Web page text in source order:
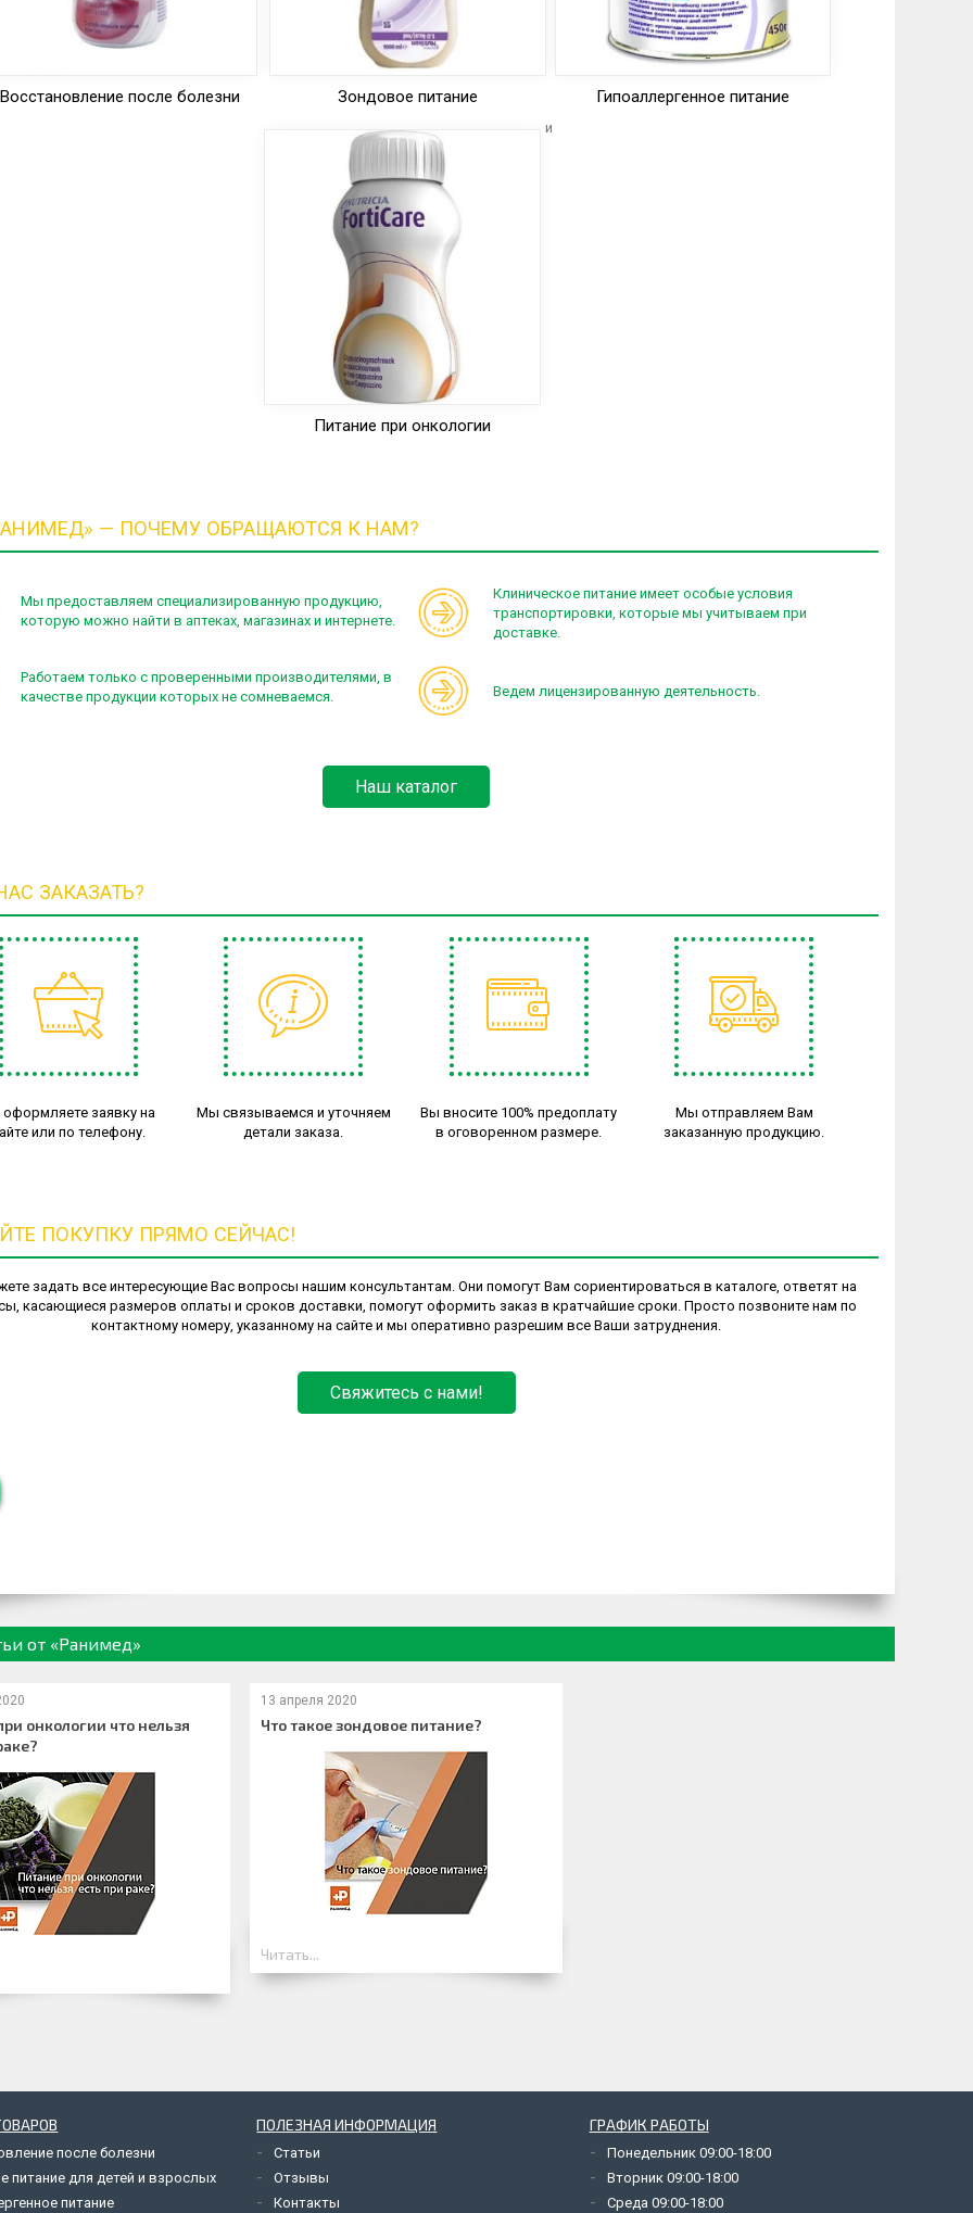
Восстановление после болезни Зондовое питание Гипоаллергенное питание
Питание при онкологии
и
— ПОЧЕМУ ОБРАЩАЮТСЯ К НАМ?
Мы предоставляем специализированную продукцию,
которую можно найти в аптеках, магазинах и интернете.
Работаем только с проверенными производителями, в
качестве продукции которых не сомневаемся.
Клиническое питание имеет особые условия
транспортировки, которые мы учитываем при
доставке.
Ведем лицензированную деятельность.
Наш каталог
ЗАКАЗАТЬ?
заявку на
или по телефону.
Мы связываемся и уточняем
детали заказа.
Вы вносите 100% предоплату
в оговоренном размере.
Мы отправляем Вам
заказанную продукцию.
ПОКУПКУ ПРЯМО СЕЙЧАС!
задать все интересующие Вас вопросы нашим консультантам. Они помогут Вам сориентироваться в каталоге, ответят на
касающиеся размеров оплаты и сроков доставки, помогут оформить заказ в кратчайшие сроки. Просто позвоните нам по
контактному номеру, указанному на сайте и мы оперативно разрешим все Ваши затруднения.
Свяжитесь с нами!
от «Ранимед»
онкологии что нельзя
13 апреля 2020
Что такое зондовое питание?
Читать...
после болезни
питание для детей и взрослых
питание
ПОЛЕЗНАЯ ИНФОРМАЦИЯ
Статьи
Отзывы
Контакты
ГРАФИК РАБОТЫ
Понедельник 09:00-18:00
Вторник 09:00-18:00
Среда 09:00-18:00